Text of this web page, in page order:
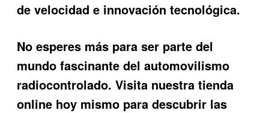
de velocidad e innovación tecnológica.
No esperes más para ser parte del
mundo fascinante del automovilismo
radiocontrolado. Visita nuestra tienda
online hoy mismo para descubrir las